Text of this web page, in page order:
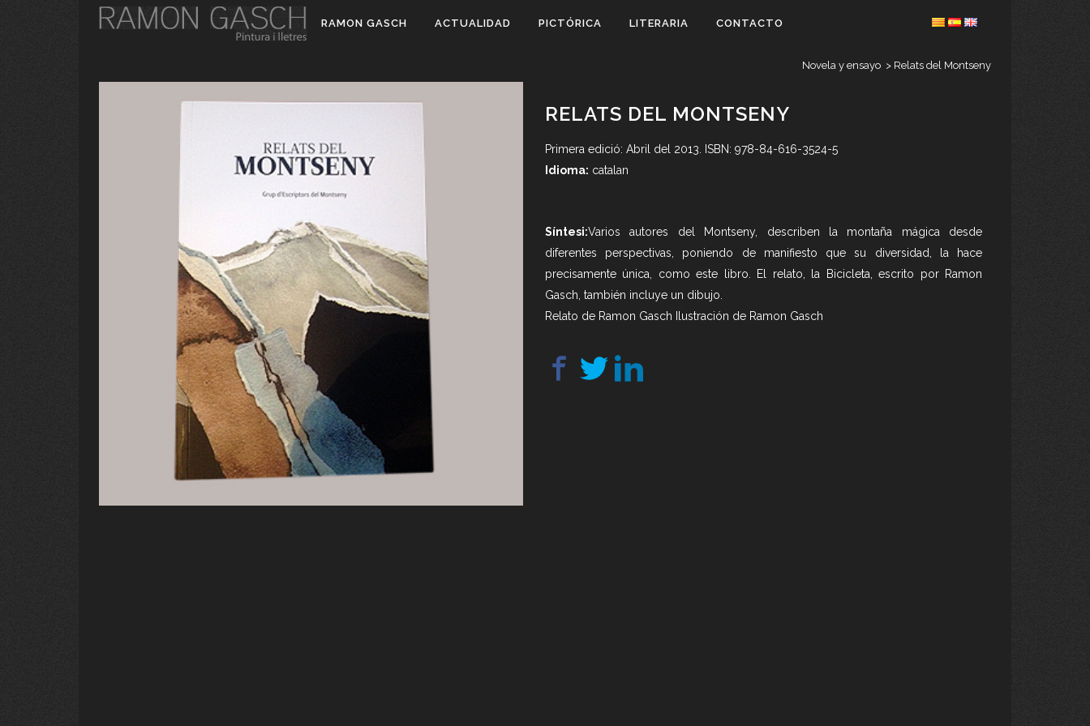
RAMON GASCH ACTUALIDAD PICTÓRICA LITERARIA CONTACTO
Novela y ensayo > Relats del Montseny
RELATS DEL MONTSENY
Primera edició: Abril del 2013. ISBN: 978-84-616-3524-5
Idioma: catalan
Síntesi:Varios autores del Montseny, describen la montaña mágica desde
diferentes perspectivas, poniendo de manifiesto que su diversidad, la hace
precisamente única, como este libro. El relato, la Bicicleta, escrito por Ramon
Gasch, también incluye un dibujo.
Relato de Ramon Gasch
Ilustración de Ramon Gasch